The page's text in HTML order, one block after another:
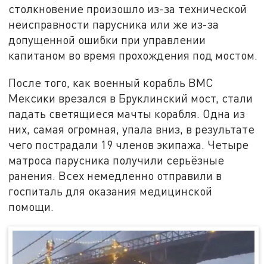
столкновение произошло из-за технической
неисправности парусника или же из-за
допущенной ошибки при управлении
капитаном во время прохождения под мостом.
После того, как военный корабль ВМС
Мексики врезался в Бруклинский мост, стали
падать светящиеся мачты корабля. Одна из
них, самая огромная, упала вниз, в результате
чего пострадали 19 членов экипажа. Четыре
матроса парусника получили серьёзные
ранения. Всех немедленно отправили в
госпиталь для оказания медицинской
помощи.